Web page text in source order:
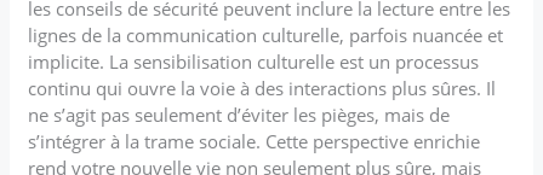
les conseils de sécurité peuvent inclure la lecture entre les
lignes de la communication culturelle, parfois nuancée et
implicite. La sensibilisation culturelle est un processus
continu qui ouvre la voie à des interactions plus sûres. Il
ne s’agit pas seulement d’éviter les pièges, mais de
s’intégrer à la trame sociale. Cette perspective enrichie
rend votre nouvelle vie non seulement plus sûre, mais